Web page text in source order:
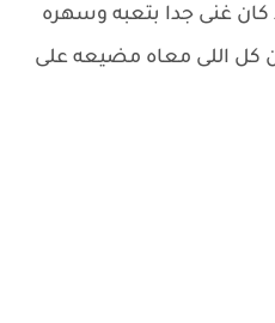
غنى جدا بتعبه وسهره
كل اللى معاه مضيعه على